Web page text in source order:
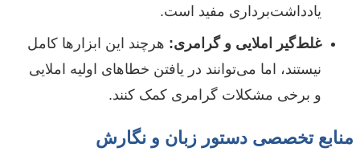
یادداشت‌برداری مفید است.
غلط‌گیر املایی و گرامری: هرچند این ابزارها کامل
نیستند، اما می‌توانند در یافتن خطاهای اولیه املایی
و برخی مشکلات گرامری کمک کنند.
منابع تخصصی دستور زبان و نگارش